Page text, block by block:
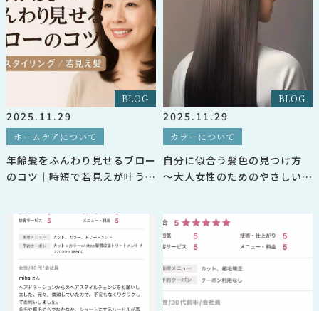
BLOG
2025.11.29
ホームケアについて
年齢髪をふんわり見せるブロー
のコツ｜時短で若見えが叶う大
BLOG
2025.11.29
カラーについて
自分に似合う髪色の見つけ方
〜大人女性のためのやさしいヘ